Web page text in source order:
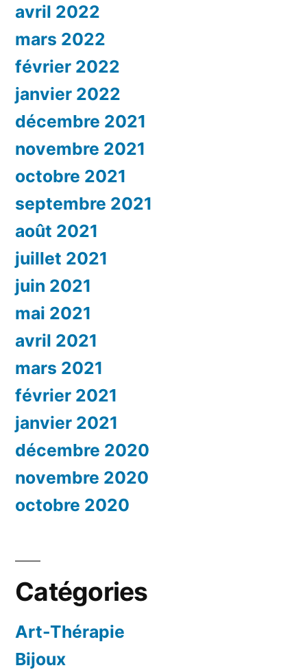
avril 2022
mars 2022
février 2022
janvier 2022
décembre 2021
novembre 2021
octobre 2021
septembre 2021
août 2021
juillet 2021
juin 2021
mai 2021
avril 2021
mars 2021
février 2021
janvier 2021
décembre 2020
novembre 2020
octobre 2020
Catégories
Art-Thérapie
Bijoux